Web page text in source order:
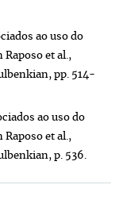
ao uso do
et al.,
pp. 514-
ao uso do
et al.,
p. 536.